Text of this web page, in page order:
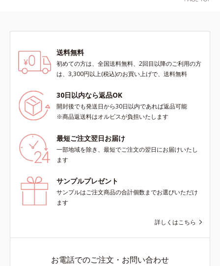
おいと柔らかさを与える保湿成分
送料無料
初めての方は、全国送料無料、2回目以降のご利用の方
は、3,300円以上(税込)のお買い上げで、送料無料
30日以内なら返品OK
開封後でも発送日から30日以内であれば返品可能
※商品返送料はオルビスが負担いたします
最短ご注文翌日お届け
一部地域を除き、最短でご注文の翌日にお届けいたし
ます
サンプルプレゼント
サンプルはご注文商品の合計個数までお選びいただけ
ます
詳しくはこちら
お電話でのご注文・お問い合わせ